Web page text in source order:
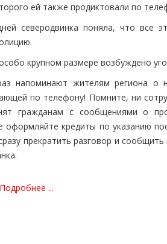
ей также продиктовали по
северодвинка поняла, что все
крупном размере возбуждено
напоминают жителям региона о
по телефону! Помните, ни
гражданам с сообщениями о
оформляйте кредиты по указанию
прекратить разговор и
Подробнее ...